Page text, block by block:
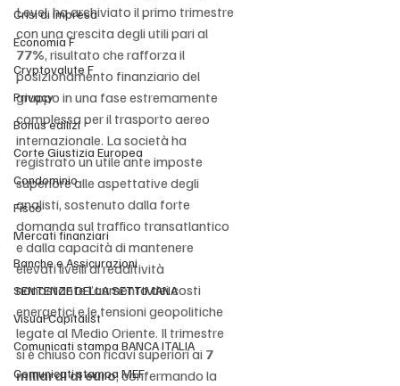
Crisi di impresa
Economia F
Cryptovalute F
Privacy
Bonus edilizi
Corte Giustizia Europea
Condominio
Fisco
Mercati finanziari
Banche e Assicurazioni
SENTENZE DELLA SETTIMANA
Visual Capitalist
Comunicati stampa BANCA ITALIA
Comunicati stampa MEF
Level, ha archiviato il primo trimestre
con una crescita degli utili pari al
77%, risultato che rafforza il
posizionamento finanziario del
gruppo in una fase estremamente
complessa per il trasporto aereo
internazionale. La società ha
registrato un utile ante imposte
superiore alle aspettative degli
analisti, sostenuto dalla forte
domanda sul traffico transatlantico
e dalla capacità di mantenere
elevati livelli di redditività
nonostante l’aumento dei costi
energetici e le tensioni geopolitiche
legate al Medio Oriente. Il trimestre
si è chiuso con ricavi superiori ai 7
miliardi di euro, confermando la